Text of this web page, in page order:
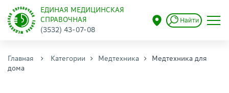
ЕДИНАЯ МЕДИЦИНСКАЯ
СПРАВОЧНАЯ
(3532) 43-07-08
Найти
Главная Категории Медтехника
Медтехника для
дома